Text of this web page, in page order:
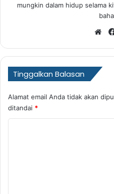
mungkin dalam hidup selama
Tinggalkan Balasan
Alamat email Anda tidak akan
ditandai *